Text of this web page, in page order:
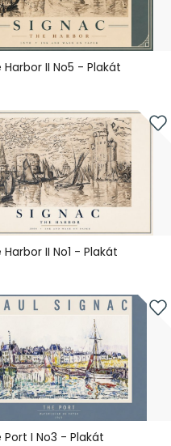
II No5 - Plakát
II No1 - Plakát
I No3 - Plakát